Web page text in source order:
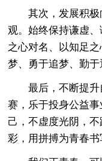
其次，发展积极
观。始终保持谦虚
之心对名、以知足
梦、勇于追梦、勤于
最后，不断提升
赛，乐于投身公益
己，不虚度光阴，
彩，用拼搏为青春书